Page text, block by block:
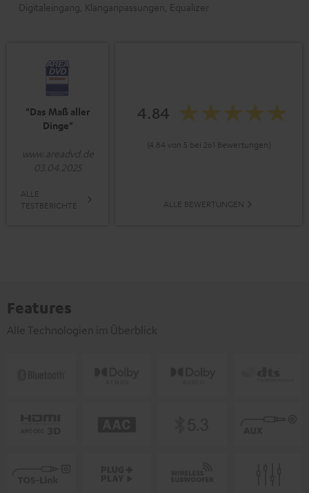
Digitaleingang, Klanganpassungen, Equalizer
"Das Maß aller
Dinge"
www.areadvd.de
03.04.2025
ALLE
TESTBERICHTE
4.84
(4.84 von 5 bei 261 Bewertungen)
ALLE BEWERTUNGEN
Features
Alle Technologien im Überblick